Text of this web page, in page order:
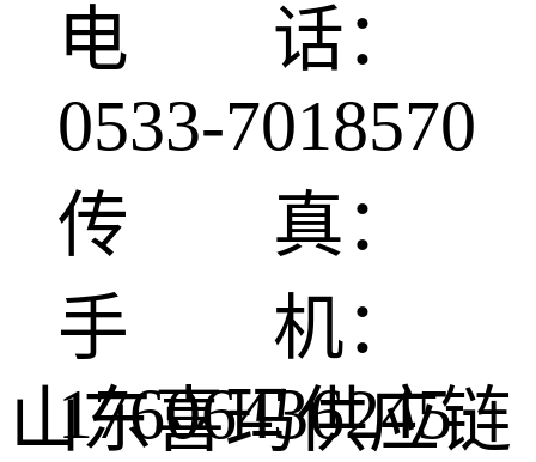
电 话：
0533-7018570
传 真：
手 机：
17606436245
山东喜玛供应链